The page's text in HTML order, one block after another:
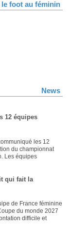
le foot au féminin
News
12 équipes
les 12
du championnat
Les équipes
qui fait la
de France féminine
du monde 2027
difficile et